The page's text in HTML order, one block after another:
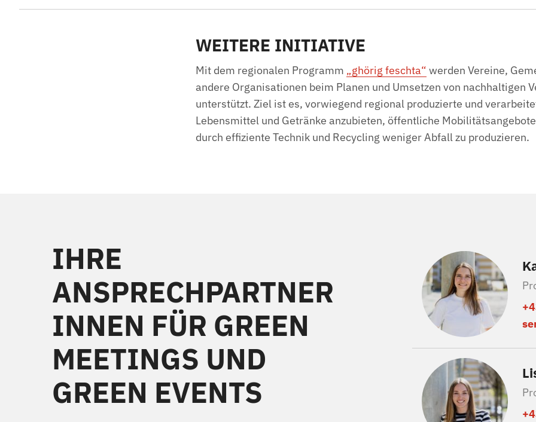
WEITERE INITIATIVE
Mit dem regionalen Programm „ghörig feschta“ werden Vereine,
andere Organisationen beim Planen und Umsetzen von nachhaltigen
unterstützt. Ziel ist es, vorwiegend regional produzierte und
Lebensmittel und Getränke anzubieten, öffentliche
durch effiziente Technik und Recycling weniger Abfall zu produzieren.
IHRE
ANSPRECHPARTNER
INNEN FÜR GREEN
MEETINGS UND
GREEN EVENTS